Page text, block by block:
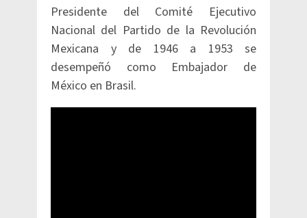
Presidente del Comité Ejecutivo
Nacional del Partido de la Revolución
Mexicana y de 1946 a 1953 se
desempeñó como Embajador de
México en Brasil.